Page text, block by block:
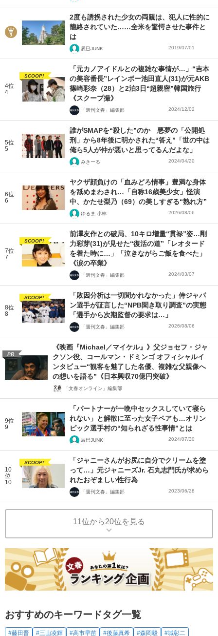
2度も誘拐された少女の両親は、犯人に性的に
籠絡されていた……全米を驚愕させた事件と
は
辰巳JUNK 2019/07/01
4位
4
SCOOP!
「元カノアイドルとの複雑な事情が…」“吉本
の美容番長”レインボー池田直人(31)が元AKB
篠崎彩奈（28）と2泊3日“超親密”韓国旅行
《スクープ撮》
「週刊文春」編集部 2024/12/02
5位
5
誰がSMAPを“殺した”のか 悪夢の「公開処
刑」から8年後に明かされた“答え”「世の中は
俺ら5人が仲が悪いと思ってるんだよな」
みきーる 2024/04/20
6位
6
ヤクザ顔負けの「血みどろ情事」豊満な身体
を舐めまわされ…「自称16歳美少女」怪演
中、かたせ梨乃（69）の美しすぎる“熟れ方”
ゆるま 小林 2026/08/06
7位
7
SCOOP!
前澤友作との破局、10キロ増量“貫禄”姿…剛
力彩芽(31)が見せた“復活の道”「レオタード
を着た時に…」「泣きながらご飯を食べた」
《涙の卒業》
「週刊文春」編集部 2024/03/07
8位
8
SCOOP!
「敗因分析は一切聞かれなかった」侍ジャパ
ン選手が証言した“NPB聞き取り調査”の実態
「選手から次期監督の要求は…」
「週刊文春」編集部 2026/08/06
PR
《映画『Michael／マイケル』》父ジョセフ・ジャ
クソン役、コールマン・ドミンゴ オフィシャルイ
ンタビュー“観客を魅了した名優、複雑な父親像へ
の想いを語る”《日本興収70億円突破》
「文春オンライン」編集部
9位
9
「パートナーが一晩中セックスしていて寝ら
れない」と解散に至った女子ペアも…オリン
ピック選手村の“知られざる性事情”とは
辰巳JUNK 2024/07/30
10
位
10
SCOOP!
「ジャニーさんがお尻に自分でクリームを塗
って…」元ジャニーズJr. 石丸志門氏が求めら
れたおぞましい性行為
「週刊文春」編集部 2023/06/28
11位から20位を見る
おすすめのキーワードタグ一覧
#藤田晋 #三山凌輝 #高市早苗 #後藤真希 #森岡毅 #城彰二